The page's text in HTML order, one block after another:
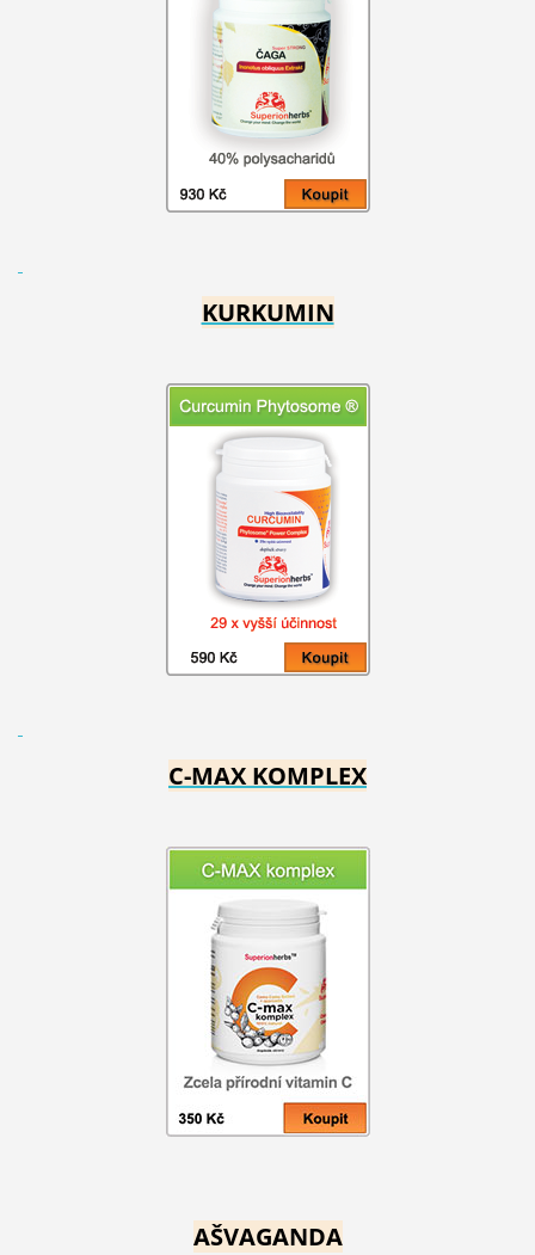
KURKUMIN
C-MAX KOMPLEX
AŠVAGANDA